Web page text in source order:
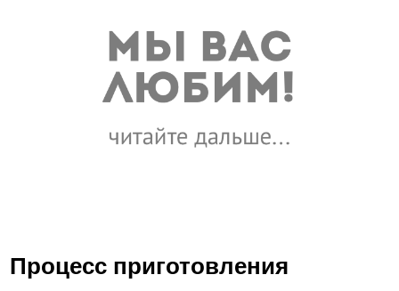
Процесс приготовления